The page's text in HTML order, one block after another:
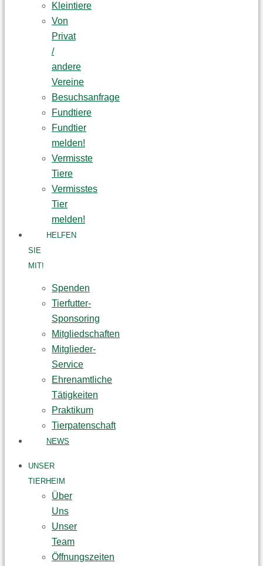
Kleintiere
Von
Privat
/
andere
Vereine
Besuchsanfrage
Fundtiere
Fundtier
melden!
Vermisste
Tiere
Vermisstes
Tier
melden!
HELFEN
SIE
MIT!
Spenden
Tierfutter-
Sponsoring
Mitgliedschaften
Mitglieder-
Service
Ehrenamtliche
Tätigkeiten
Praktikum
Tierpatenschaft
NEWS
UNSER
TIERHEIM
Über
Uns
Unser
Team
Öffnungszeiten